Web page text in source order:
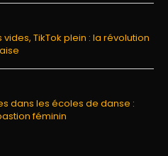
TikTok plein : la révolution
dans les écoles de danse :
féminin